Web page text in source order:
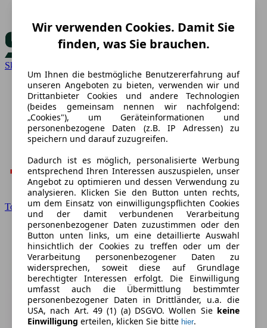
Skoda
Toyota
Wir verwenden Cookies. Damit Sie
finden, was Sie brauchen.
Um Ihnen die bestmögliche Benutzererfahrung auf
unseren Angeboten zu bieten, verwenden wir und
Drittanbieter Cookies und andere Technologien
(beides gemeinsam nennen wir nachfolgend:
„Cookies"), um Geräteinformationen und
personenbezogene Daten (z.B. IP Adressen) zu
speichern und darauf zuzugreifen.
Dadurch ist es möglich, personalisierte Werbung
entsprechend Ihren Interessen auszuspielen, unser
Angebot zu optimieren und dessen Verwendung zu
analysieren. Klicken Sie den Button unten rechts,
um dem Einsatz von einwilligungspflichten Cookies
und der damit verbundenen Verarbeitung
personenbezogener Daten zuzustimmen oder den
Button unten links, um eine detaillierte Auswahl
hinsichtlich der Cookies zu treffen oder um der
Verarbeitung personenbezogener Daten zu
widersprechen, soweit diese auf Grundlage
berechtigter Interessen erfolgt. Die Einwilligung
umfasst auch die Übermittlung bestimmter
personenbezogener Daten in Drittländer, u.a. die
USA, nach Art. 49 (1) (a) DSGVO. Wollen Sie keine
Einwilligung erteilen, klicken Sie bitte hier.